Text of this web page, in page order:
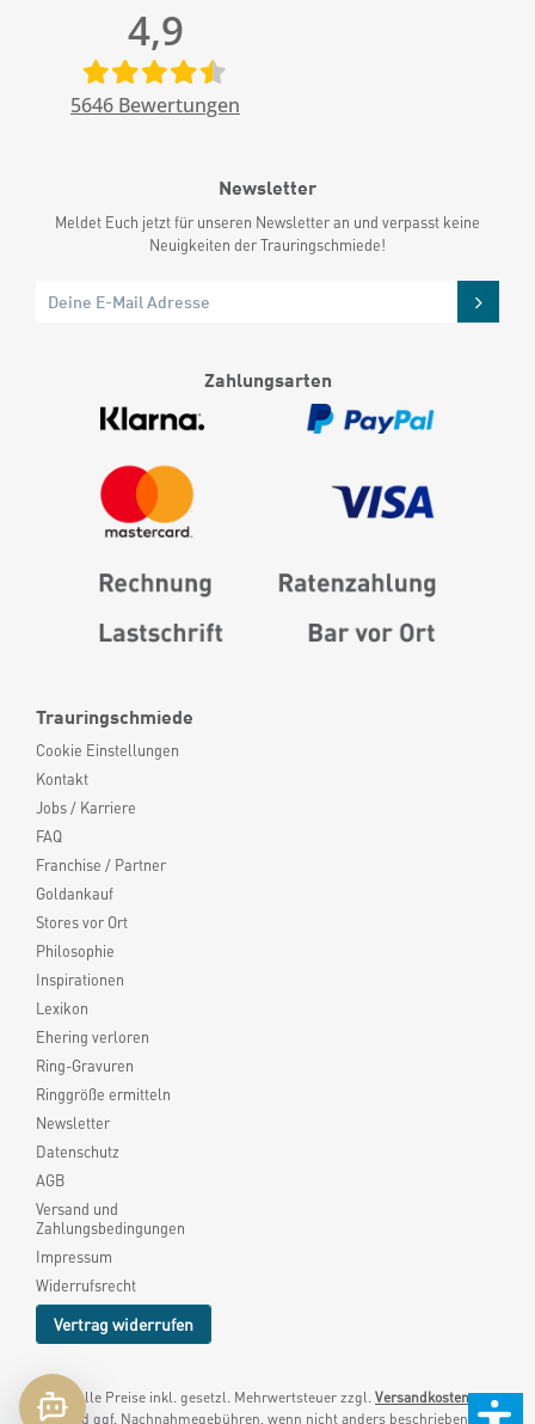
Trauringschmiede
Cookie Einstellungen
Kontakt
Jobs / Karriere
FAQ
Franchise / Partner
Goldankauf
Stores vor Ort
Philosophie
Inspirationen
Lexikon
Ehering verloren
Ring-Gravuren
Ringgröße ermitteln
Newsletter
Datenschutz
AGB
Versand und
Zahlungsbedingungen
Impressum
Widerrufsrecht
Vertrag widerrufen
4,9
5646 Bewertungen
Newsletter
Meldet Euch jetzt für unseren Newsletter an und verpasst keine
Neuigkeiten der Trauringschmiede!
Zahlungsarten
* Alle Preise inkl. gesetzl. Mehrwertsteuer zzgl. Versandkosten
und ggf. Nachnahmegebühren, wenn nicht anders beschrieben.